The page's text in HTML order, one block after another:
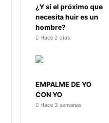
¿Y si el próximo que
necesita huir es un
hombre?
Hace 2 días
EMPALME DE YO
CON YO
Hace 3 semanas